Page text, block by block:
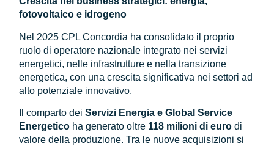
fotovoltaico e idrogeno
Nel 2025 CPL Concordia ha consolidato il proprio
ruolo di operatore nazionale integrato nei servizi
energetici, nelle infrastrutture e nella transizione
energetica, con una crescita significativa nei settori ad
alto potenziale innovativo.
Il comparto deiServizi Energia e Global Service
Energetico ha generato oltre 118 milioni di euro di
valore della produzione. Tra le nuove acquisizioni si